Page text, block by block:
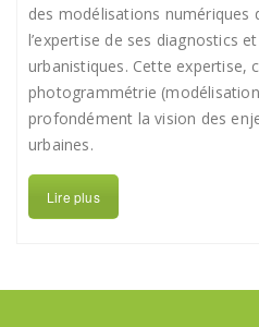
des modélisations numériques
l’expertise de ses diagnostics
urbanistiques. Cette expertise,
photogrammétrie
profondément la vision des
urbaines.
Lire plus